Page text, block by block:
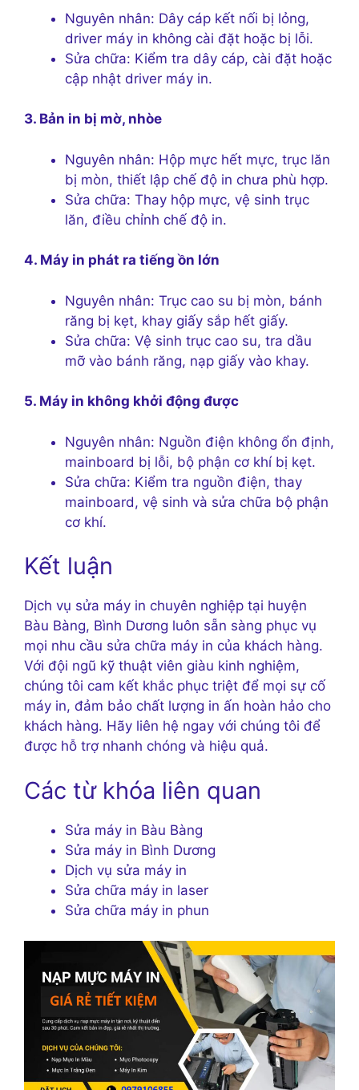
Nguyên nhân: Dây cáp kết nối bị lỏng,
driver máy in không cài đặt hoặc bị lỗi.
Sửa chữa: Kiểm tra dây cáp, cài đặt hoặc
cập nhật driver máy in.
3. Bản in bị mờ, nhòe
Nguyên nhân: Hộp mực hết mực, trục lăn
bị mòn, thiết lập chế độ in chưa phù hợp.
Sửa chữa: Thay hộp mực, vệ sinh trục
lăn, điều chỉnh chế độ in.
4. Máy in phát ra tiếng ồn lớn
Nguyên nhân: Trục cao su bị mòn, bánh
răng bị kẹt, khay giấy sắp hết giấy.
Sửa chữa: Vệ sinh trục cao su, tra dầu
mỡ vào bánh răng, nạp giấy vào khay.
5. Máy in không khởi động được
Nguyên nhân: Nguồn điện không ổn định,
mainboard bị lỗi, bộ phận cơ khí bị kẹt.
Sửa chữa: Kiểm tra nguồn điện, thay
mainboard, vệ sinh và sửa chữa bộ phận
cơ khí.
Kết luận
Dịch vụ sửa máy in chuyên nghiệp tại huyện
Bàu Bàng, Bình Dương luôn sẵn sàng phục vụ
mọi nhu cầu sửa chữa máy in của khách hàng.
Với đội ngũ kỹ thuật viên giàu kinh nghiệm,
chúng tôi cam kết khắc phục triệt để mọi sự cố
máy in, đảm bảo chất lượng in ấn hoàn hảo cho
khách hàng. Hãy liên hệ ngay với chúng tôi để
được hỗ trợ nhanh chóng và hiệu quả.
Các từ khóa liên quan
Sửa máy in Bàu Bàng
Sửa máy in Bình Dương
Dịch vụ sửa máy in
Sửa chữa máy in laser
Sửa chữa máy in phun